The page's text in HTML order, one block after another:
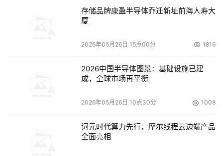
存储品牌康盈半导体乔迁新址前海人寿大
厦
2026年05月26日 15点00分 1816
2026中国半导体图景：基础设施已建
成，全球市场再平衡
2026年05月26日 10点30分 1008
词元时代算力先行，摩尔线程云边端产品
全面亮相